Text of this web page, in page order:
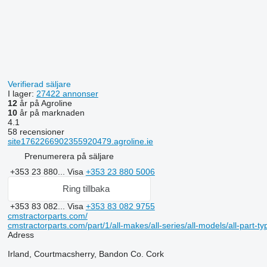
Verifierad säljare
I lager: 27422 annonser
12år på Agroline
10år på marknaden
4.1
58 recensioner
site1762266902355920479.agroline.ie
Prenumerera på säljare
+353 23 880... Visa +353 23 880 5006
Ring tillbaka
+353 83 082... Visa +353 83 082 9755
cmstractorparts.com/
cmstractorparts.com/part/1/all-makes/all-series/all-models/all-part-
Adress
Irland, Courtmacsherry, Bandon Co. Cork